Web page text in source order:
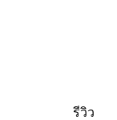
รีวิว